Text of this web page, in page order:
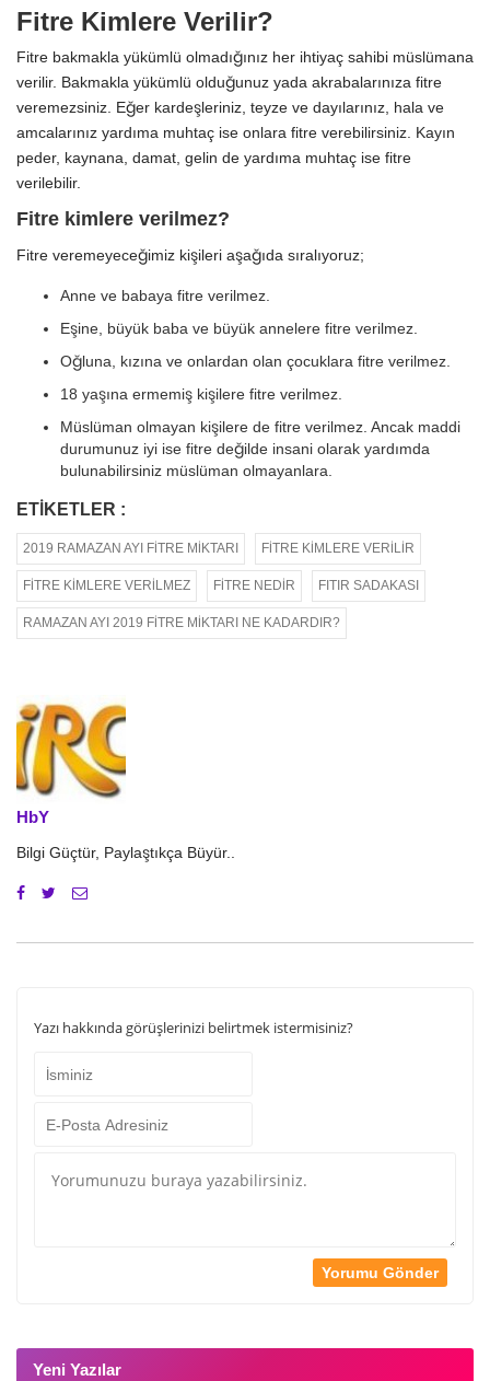
Fitre Kimlere Verilir?
Fitre bakmakla yükümlü olmadığınız her ihtiyaç sahibi müslümana
verilir. Bakmakla yükümlü olduğunuz yada akrabalarınıza fitre
veremezsiniz. Eğer kardeşleriniz, teyze ve dayılarınız, hala ve
amcalarınız yardıma muhtaç ise onlara fitre verebilirsiniz. Kayın
peder, kaynana, damat, gelin de yardıma muhtaç ise fitre
verilebilir.
Fitre kimlere verilmez?
Fitre veremeyeceğimiz kişileri aşağıda sıralıyoruz;
Anne ve babaya fitre verilmez.
Eşine, büyük baba ve büyük annelere fitre verilmez.
Oğluna, kızına ve onlardan olan çocuklara fitre verilmez.
18 yaşına ermemiş kişilere fitre verilmez.
Müslüman olmayan kişilere de fitre verilmez. Ancak maddi
durumunuz iyi ise fitre değilde insani olarak yardımda
bulunabilirsiniz müslüman olmayanlara.
ETIKETLER :
2019 RAMAZAN AYI FITRE MIKTARI FITRE KIMLERE VERILIR
FITRE KIMLERE VERILMEZ FITRE NEDIR FITIR SADAKASI
RAMAZAN AYI 2019 FITRE MIKTARI NE KADARDIR?
HbY
Bilgi Güçtür, Paylaştıkça Büyür..
Yazı hakkında görüşlerinizi belirtmek istermisiniz?
Yeni Yazılar